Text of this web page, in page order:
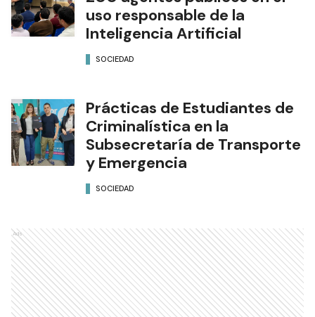
uso responsable de la
Inteligencia Artificial
SOCIEDAD
Prácticas de Estudiantes de
Criminalística en la
Subsecretaría de Transporte
y Emergencia
SOCIEDAD
Ads